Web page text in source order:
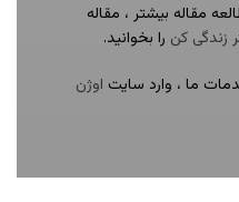
مقاله بیشتر ، مقاله
زندگی کن را بخوانید.
ما ، وارد سایت اوژن